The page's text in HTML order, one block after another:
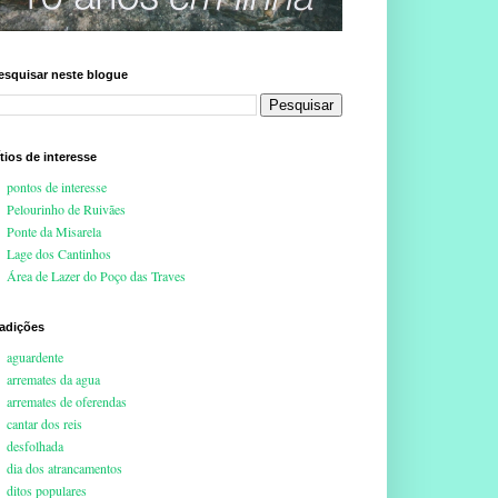
neste blogue
de interesse
pontos de interesse
Pelourinho de Ruivães
Ponte da Misarela
Lage dos Cantinhos
Área de Lazer do Poço das Traves
aguardente
arremates da agua
arremates de oferendas
cantar dos reis
desfolhada
dia dos atrancamentos
ditos populares